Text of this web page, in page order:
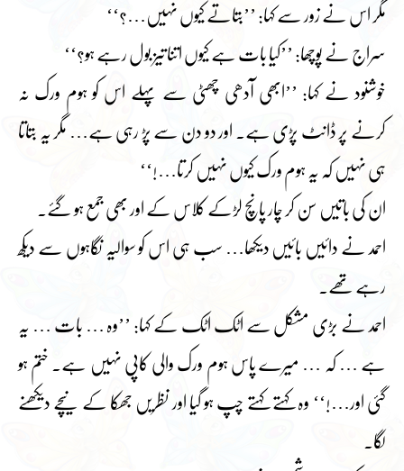
مگر اس نے زور سے کہا: ’’بتاتے کیوں نہیں…؟‘‘
سراج نے پوچھا: ’’کیا بات ہے کیوں اتنا تیز بول رہے ہو؟‘‘
خوشنود نے کہا: ’’ابھی آدھی چھٹی سے پہلے اس کو ہوم ورک نہ
کرنے پر ڈانٹ پڑی ہے۔ اور دو دن سے پڑ رہی ہے… مگر یہ بتاتا
ہی نہیں کہ یہ ہوم ورک کیوں نہیں کرتا…!‘‘
ان کی باتیں سن کر چار پانچ لڑکے کلاس کے اور بھی جمع ہو گئے۔
احمد نے دائیں بائیں دیکھا… سب ہی اس کو سوالیہ نگاہوں سے دیکھ
رہے تھے۔
احمد نے بڑی مشکل سے اٹک اٹک کے کہا: ’’وہ … بات … یہ
ہے … کہ … میرے پاس ہوم ورک والی کاپی نہیں ہے۔ ختم ہو
گئی اور…!‘‘ وہ کہتے کہتے چپ ہو گیا اور نظریں جھکا کے نیچے دیکھنے
لگا۔